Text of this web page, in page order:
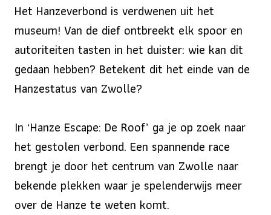
Het Hanzeverbond is verdwenen uit het
museum! Van de dief ontbreekt elk spoor en
autoriteiten tasten in het duister: wie kan dit
gedaan hebben? Betekent dit het einde van de
Hanzestatus van Zwolle?
In ‘Hanze Escape: De Roof’ ga je op zoek naar
het gestolen verbond. Een spannende race
brengt je door het centrum van Zwolle naar
bekende plekken waar je spelenderwijs meer
over de Hanze te weten komt.